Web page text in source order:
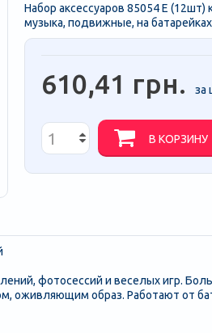
Набор аксессуаров 85054 E (12шт)
музыка, подвижные, на
610,41 грн. за
В КОРЗИНУ
фотосессий и веселых игр.
образ. Работают от